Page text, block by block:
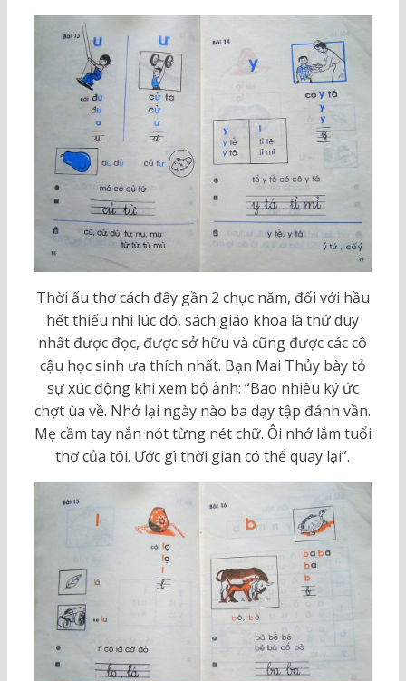
Thời ấu thơ cách đây gần 2 chục năm, đối với hầu
hết thiếu nhi lúc đó, sách giáo khoa là thứ duy
nhất được đọc, được sở hữu và cũng được các cô
cậu học sinh ưa thích nhất. Bạn Mai Thủy bày tỏ
sự xúc động khi xem bộ ảnh: “Bao nhiêu ký ức
chợt ùa về. Nhớ lại ngày nào ba dạy tập đánh vần.
Mẹ cầm tay nắn nót từng nét chữ. Ôi nhớ lắm tuổi
thơ của tôi. Ước gì thời gian có thể quay lại”.